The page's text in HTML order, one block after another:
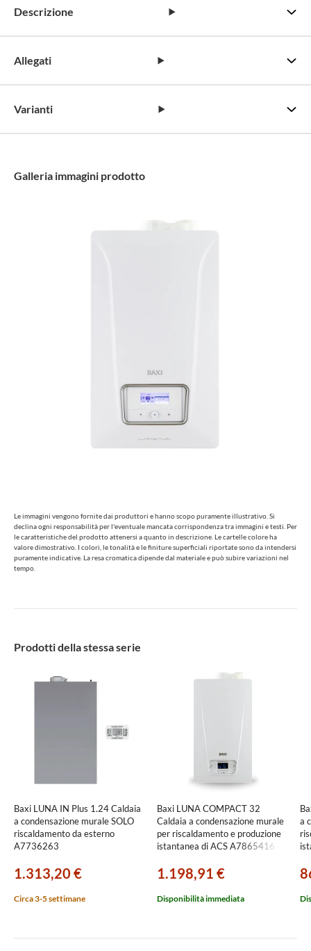
Descrizione
Allegati
Varianti
Galleria immagini prodotto
Le immagini vengono fornite dai produttori e hanno scopo puramente illustrativo. Si
declina ogni responsabilità per l'eventuale mancata corrispondenza tra immagini e testi. Per
le caratteristiche del prodotto attenersi a quanto in descrizione. Le cartelle colore ha
valore dimostrativo. I colori, le tonalità e le finiture superficiali riportate sono da intendersi
puramente indicative. La resa cromatica dipende dal materiale e può subire variazioni nel
tempo.
Prodotti della stessa serie
Baxi LUNA IN Plus 1.24 Caldaia
a condensazione murale SOLO
riscaldamento da esterno
A7736263
1.313,20 €
Circa 3-5 settimane
Baxi LUNA COMPACT 32
Caldaia a condensazione murale
per riscaldamento e produzione
istantanea di ACS A7865416
1.198,91 €
Disponibilità immediata
a